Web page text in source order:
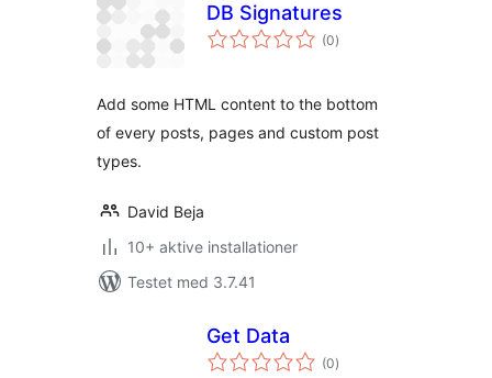
DB Signatures
(0totale
bedømmelser
)
Add some HTML content to the bottom
of every posts, pages and custom post
types.
David Beja
10+ aktive installationer
Testet med 3.7.41
Get Data
(0totale
bedømmelser
)